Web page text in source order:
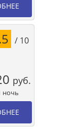
/ 10
руб.
ночь